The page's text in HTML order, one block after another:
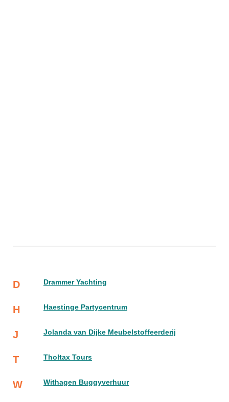
D Drammer Yachting
H Haestinge Partycentrum
J Jolanda van Dijke Meubelstoffeerderij
T Tholtax Tours
W Withagen Buggyverhuur